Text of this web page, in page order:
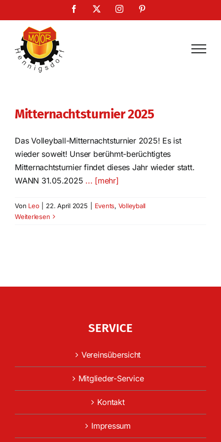
Inhalt
springen
Facebook InstagramPinterest
Mitternachtsturnier 2025
Das Volleyball-Mitternachtsturnier 2025! Es ist
wieder soweit! Unser berühmt-berüchtigtes
Mitternachtsturnier findet dieses Jahr wieder statt.
WANN 31.05.2025 ... [mehr]
Von Leo 22. April 2025 Events, Volleyball
Weiterlesen
SERVICE
Vereinsübersicht
Mitglieder-Service
Kontakt
Impressum